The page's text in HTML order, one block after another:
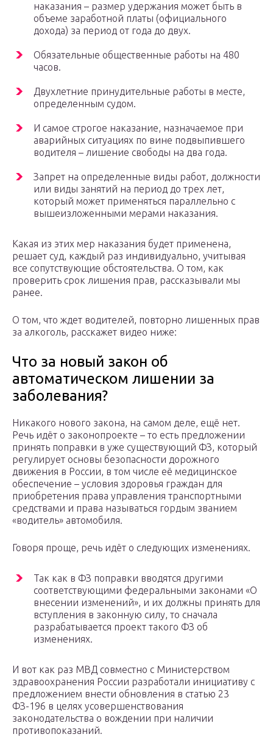
наказания – размер удержания может быть в
объеме заработной платы (официального
дохода) за период от года до двух.
Обязательные общественные работы на 480
часов.
Двухлетние принудительные работы в месте,
определенным судом.
И самое строгое наказание, назначаемое при
аварийных ситуациях по вине подвыпившего
водителя – лишение свободы на два года.
Запрет на определенные виды работ, должности
или виды занятий на период до трех лет,
который может применяться параллельно с
вышеизложенными мерами наказания.
Какая из этих мер наказания будет применена,
решает суд, каждый раз индивидуально, учитывая
все сопутствующие обстоятельства. О том, как
проверить срок лишения прав, рассказывали мы
ранее.
О том, что ждет водителей, повторно лишенных прав
за алкоголь, расскажет видео ниже:
Что за новый закон об
автоматическом лишении за
заболевания?
Никакого нового закона, на самом деле, ещё нет.
Речь идёт о законопроекте – то есть предложении
принять поправки в уже существующий ФЗ, который
регулирует основы безопасности дорожного
движения в России, в том числе её медицинское
обеспечение – условия здоровья граждан для
приобретения права управления транспортными
средствами и права называться гордым званием
«водитель» автомобиля.
Говоря проще, речь идёт о следующих изменениях.
Так как в ФЗ поправки вводятся другими
соответствующими федеральными законами «О
внесении изменений», и их должны принять для
вступления в законную силу, то сначала
разрабатывается проект такого ФЗ об
изменениях.
И вот как раз МВД совместно с Министерством
здравоохранения России разработали инициативу с
предложением внести обновления в статью 23
ФЗ-196 в целях усовершенствования
законодательства о вождении при наличии
противопоказаний.